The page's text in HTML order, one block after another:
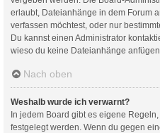
erlaubt, Dateianhänge in dem Forum
verfassen möchtest, oder nur
Du kannst einen Administrator
wieso du keine Dateianhänge anfügen
Nach oben
Weshalb wurde ich verwarnt?
In jedem Board gibt es eigene
festgelegt werden. Wenn du gegen